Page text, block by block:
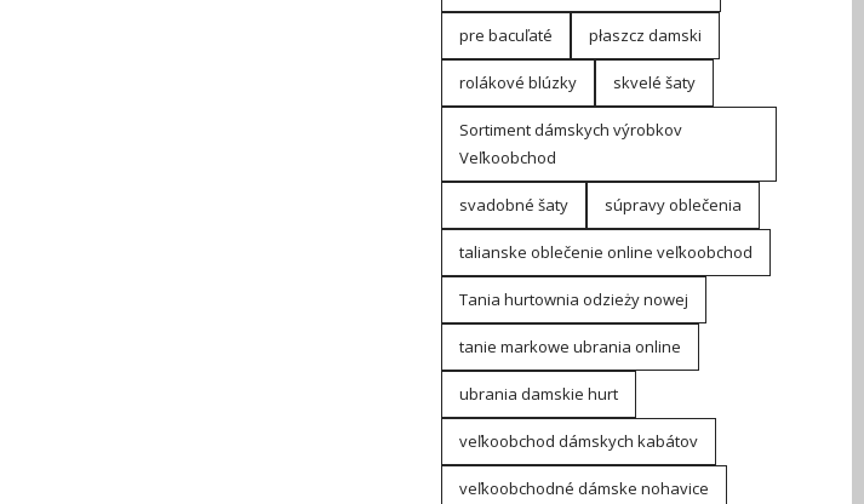
pre bacuľaté płaszcz damski
rolákové blúzky skvelé šaty
Sortiment dámskych výrobkov
Veľkoobchod
svadobné šaty súpravy oblečenia
talianske oblečenie online veľkoobchod
Tania hurtownia odzieży nowej
tanie markowe ubrania online
ubrania damskie hurt
veľkoobchod dámskych kabátov
veľkoobchodné dámske nohavice